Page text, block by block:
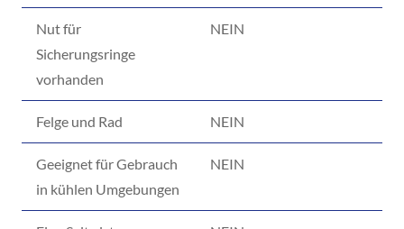
Nut für
Sicherungsringe
vorhanden
NEIN
Felge und Rad NEIN
Geeignet für Gebrauch
in kühlen Umgebungen
NEIN